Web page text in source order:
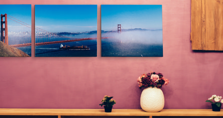
Ваш город:
Ваш регион доставки
Выберите из списка: